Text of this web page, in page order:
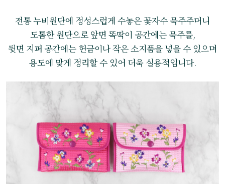
전통 누비원단에 정성스럽게 수놓은 꽃자수 묵주주머니
도톰한 원단으로 앞면 똑딱이 공간에는 묵주를,
뒷면 지퍼 공간에는 헌금이나 작은 소지품을 넣을 수 있으며
용도에 맞게 정리할 수 있어 더욱 실용적입니다.